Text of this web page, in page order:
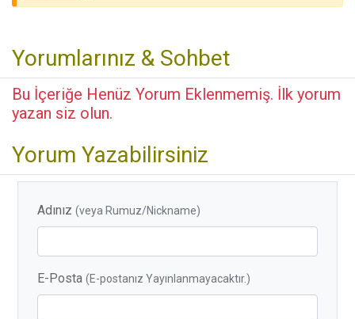
Yorumlarınız & Sohbet
Bu İçeriğe Henüz Yorum Eklenmemiş. İlk yorum
yazan siz olun.
Yorum Yazabilirsiniz
Adınız(veya Rumuz/Nickname)
E-Posta(E-postanız Yayınlanmayacaktır.)